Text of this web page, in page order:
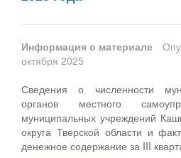
Информация о материале
октября 2025
Сведения о численности
органов местного
муниципальных учреждений
округа Тверской области и
денежное содержание за III